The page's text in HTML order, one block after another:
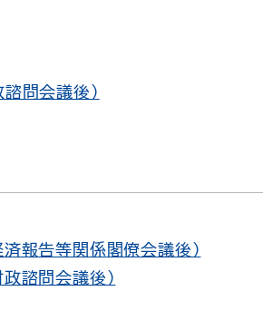
問会議後）
報告等関係閣僚会議後）
諮問会議後）